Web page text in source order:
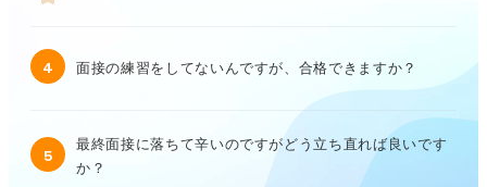
4 面接の練習をしてないんですが、合格できますか？
5
最終面接に落ちて辛いのですがどう立ち直れば良いです
か？